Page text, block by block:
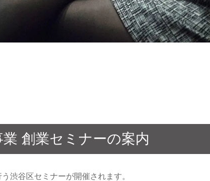
創業セミナーの案内
渋谷区セミナーが開催されます。